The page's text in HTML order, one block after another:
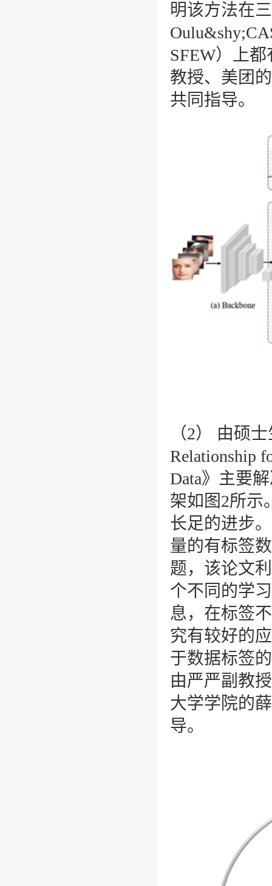
明该方法在
SFEW）上都
教授、美团
共同指导。
（2） 由硕
Relationship
Data》主要
架如图2所示
长足的进步
量的有标签
题，该论文
个不同的学
息，在标签
究有较好的
于数据标签
由严严副教
大学学院的
导。